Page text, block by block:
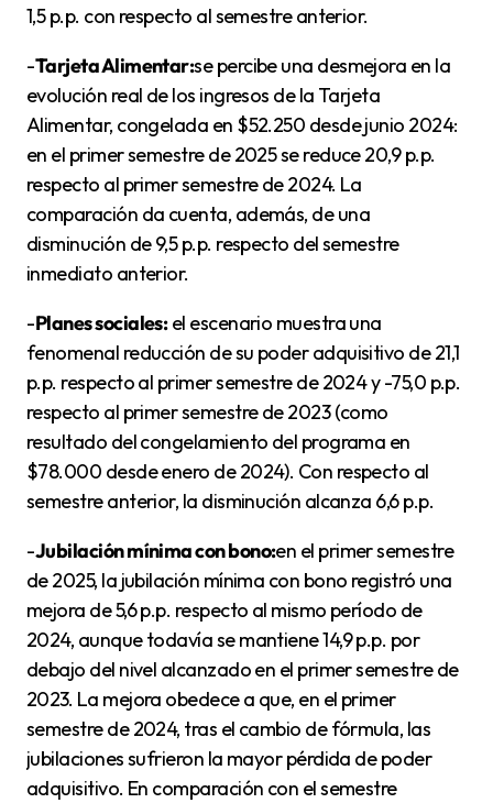
1,5 p.p. con respecto al semestre anterior.
-Tarjeta Alimentar:se percibe una desmejora en la
evolución real de los ingresos de la Tarjeta
Alimentar, congelada en $52.250 desde junio 2024:
en el primer semestre de 2025 se reduce 20,9 p.p.
respecto al primer semestre de 2024. La
comparación da cuenta, además, de una
disminución de 9,5 p.p. respecto del semestre
inmediato anterior.
-Planes sociales:el escenario muestra una
fenomenal reducción de su poder adquisitivo de 21,1
p.p. respecto al primer semestre de 2024 y -75,0 p.p.
respecto al primer semestre de 2023 (como
resultado del congelamiento del programa en
$78.000 desde enero de 2024). Con respecto al
semestre anterior, la disminución alcanza 6,6 p.p.
-Jubilación mínima con bono:en el primer semestre
de 2025, la jubilación mínima con bono registró una
mejora de 5,6 p.p. respecto al mismo período de
2024, aunque todavía se mantiene 14,9 p.p. por
debajo del nivel alcanzado en el primer semestre de
2023. La mejora obedece a que, en el primer
semestre de 2024, tras el cambio de fórmula, las
jubilaciones sufrieron la mayor pérdida de poder
adquisitivo. En comparación con el semestre